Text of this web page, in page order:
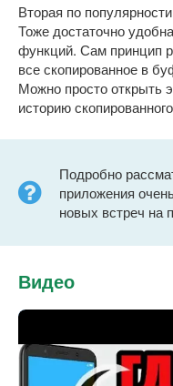
Вторая по
Тоже достаточно
функций. Сам принцип
все скопированное в
Можно просто открыть
историю
Подробно
приложения
новых встреч на
Видео